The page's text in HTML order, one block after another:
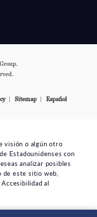
Sitemap Español
visión o algún otro
Estadounidenses con
analizar posibles
de este sitio web,
al